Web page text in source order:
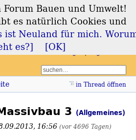
Bauen und
in Thread öffnen
3 (Allgemeines)
16:56 (vor 4696 Tagen)
Bauen und Umwelt!
es natürlich Cookies und
ist Neuland für mich.
es?]
[OK]